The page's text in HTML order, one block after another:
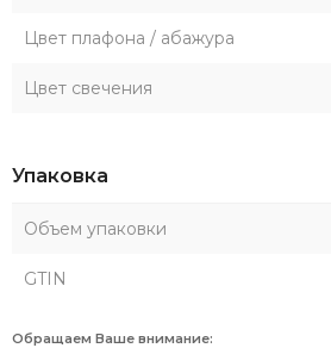
Цвет плафона / абажура
Цвет свечения
Упаковка
Объем упаковки
GTIN
Обращаем Ваше внимание: